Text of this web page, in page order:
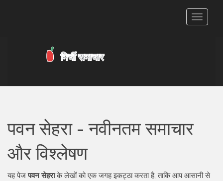
टॉगल
पवन सेहरा - नवीनतम समाचार
और विश्लेषण
यह पेजपवन सेहराके लेखों को एक जगह इकट्ठा करता है, ताकि आप आसानी से